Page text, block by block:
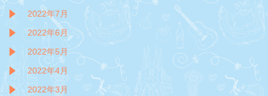
2022年7月
2022年6月
2022年5月
2022年4月
2022年3月